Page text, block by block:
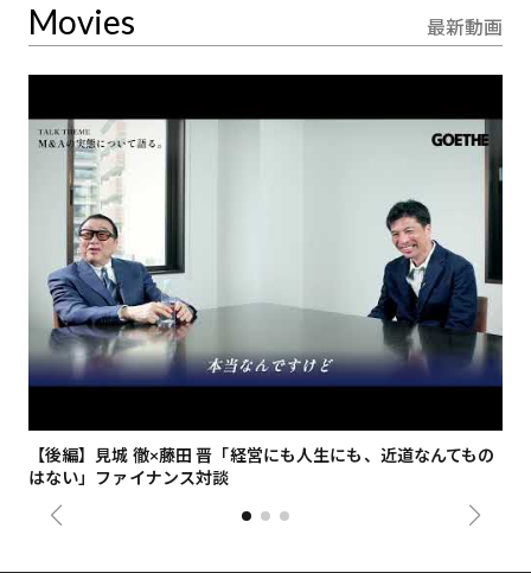
Movies 最新動画
【後編】見城 徹×藤田 晋「経営にも人生にも、近道なんてもの
はない」ファイナンス対談